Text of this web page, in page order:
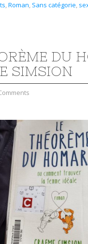
,Roman, Sans catégorie,
DU
SIMSION